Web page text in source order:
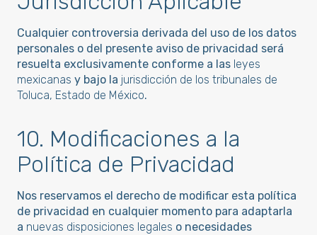
Cualquier controversia derivada del uso de los datos
personales o del presente aviso de privacidad será
resuelta exclusivamente conforme a las leyes
mexicanas y bajo la jurisdicción de los tribunales de
Toluca, Estado de México.
10. Modificaciones a la
Política de Privacidad
Nos reservamos el derecho de modificar esta política
de privacidad en cualquier momento para adaptarla
a nuevas disposiciones legales o necesidades